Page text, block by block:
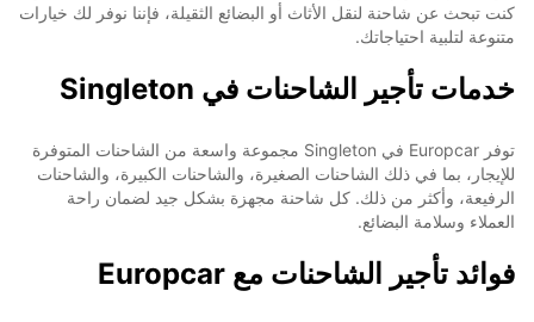
كنت تبحث عن شاحنة لنقل الأثاث أو البضائع الثقيلة، فإننا نوفر لك خيارات
متنوعة لتلبية احتياجاتك.
خدمات تأجير الشاحنات في Singleton
توفر Europcar في Singleton مجموعة واسعة من الشاحنات المتوفرة
للإيجار، بما في ذلك الشاحنات الصغيرة، والشاحنات الكبيرة، والشاحنات
الرفيعة، وأكثر من ذلك. كل شاحنة مجهزة بشكل جيد لضمان راحة
العملاء وسلامة البضائع.
فوائد تأجير الشاحنات مع Europcar